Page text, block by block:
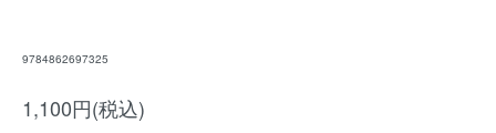
9784862697325
1,100円(税込)